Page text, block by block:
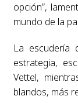
opción”,
mundo de la
La escudería
estrategia,
Vettel,
blandos, más